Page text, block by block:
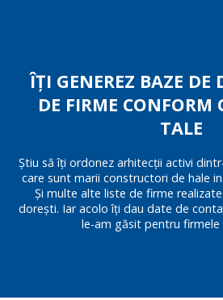
ÎȚI GENEREZ BAZE DE
DE FIRME CONFORM
TALE
Știu să îți ordonez arhitecții activi
care sunt marii constructori de hale
Și multe alte liste de firme
dorești. Iar acolo îți dau date de
le-am găsit pentru firmele